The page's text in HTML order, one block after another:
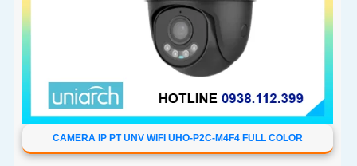
CAMERA IP PT UNV WIFI UHO-P2C-M4F4 FULL COLOR